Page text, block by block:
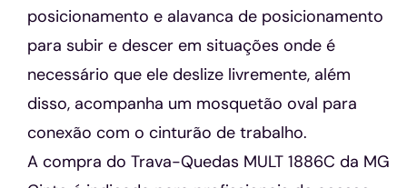
posicionamento e alavanca de posicionamento
para subir e descer em situações onde é
necessário que ele deslize livremente, além
disso, acompanha um mosquetão oval para
conexão com o cinturão de trabalho.
A compra do Trava-Quedas MULT 1886C da MG